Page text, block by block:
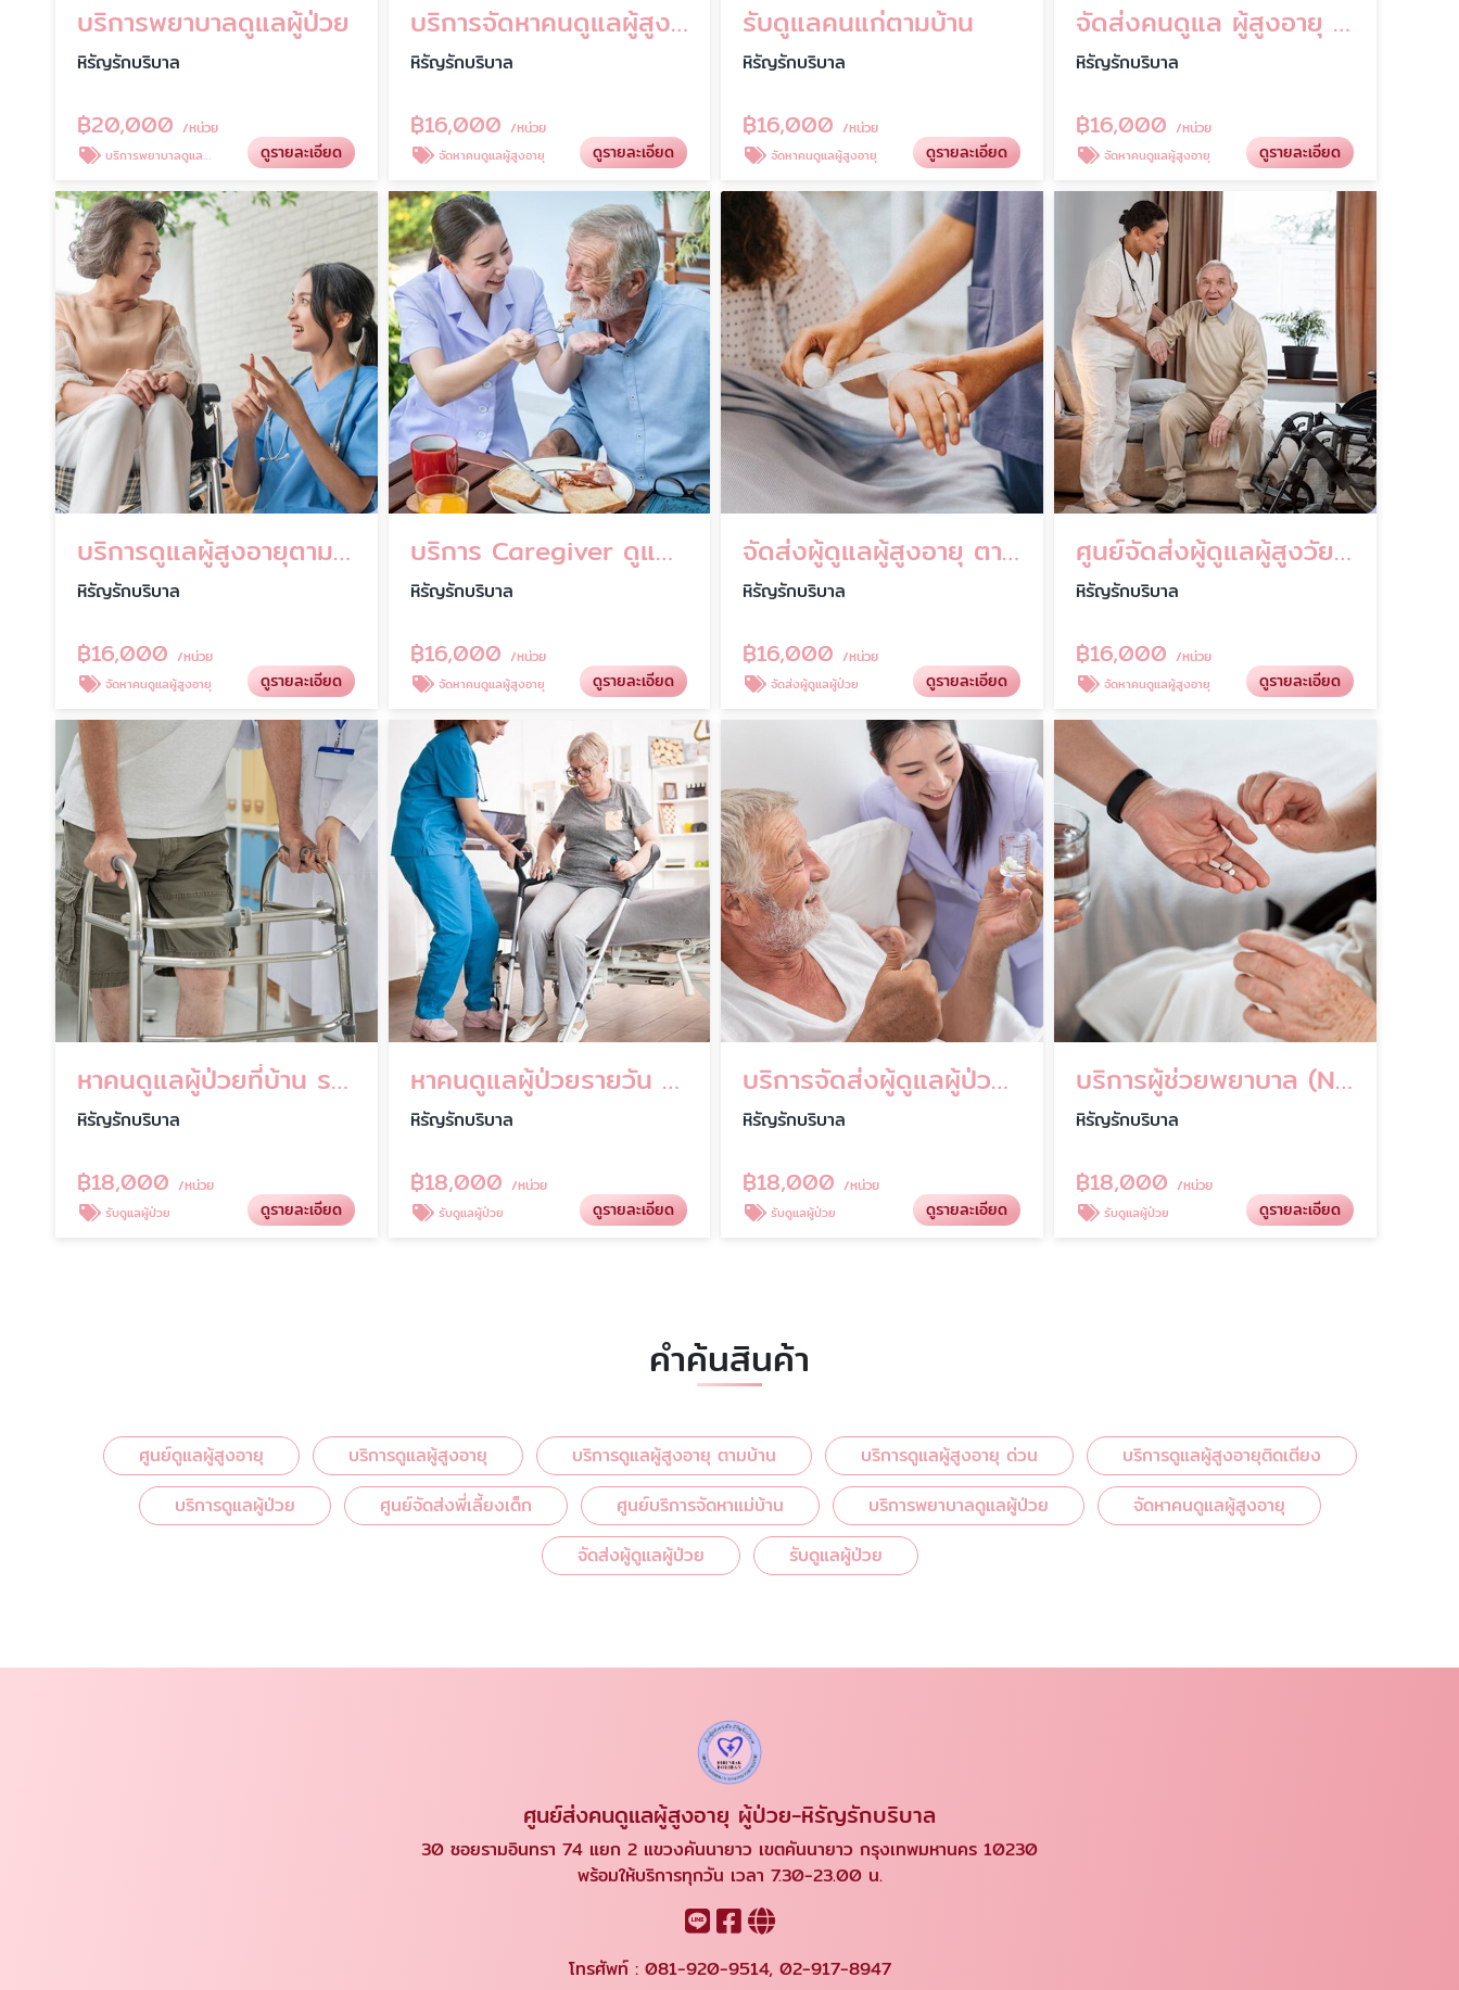
บริการพยาบาลดูแลผู้ป่วย
หิรัญรักบริบาล
฿20,000 /หน่วย
บริการพยาบาลดูแลผู้ป่วย ดูรายละเอียด
บริการจัดหาคนดูแลผู้สูงอายุ
หิรัญรักบริบาล
฿16,000 /หน่วย
จัดหาคนดูแลผู้สูงอายุ ดูรายละเอียด
รับดูแลคนแก่ตามบ้าน
หิรัญรักบริบาล
฿16,000 /หน่วย
จัดหาคนดูแลผู้สูงอายุ ดูรายละเอียด
จัดส่งคนดูแล ผู้สูงอายุ 24ชม
หิรัญรักบริบาล
฿16,000 /หน่วย
จัดหาคนดูแลผู้สูงอายุ ดูรายละเอียด
บริการดูแลผู้สูงอายุตามบ้าน (Home Care)
หิรัญรักบริบาล
฿16,000 /หน่วย
จัดหาคนดูแลผู้สูงอายุ ดูรายละเอียด
บริการ Caregiver ดูแลผู้สูงอายุ ถึงบ้าน ใส่ใจทุกช่วงชีวิต
หิรัญรักบริบาล
฿16,000 /หน่วย
จัดหาคนดูแลผู้สูงอายุ ดูรายละเอียด
จัดส่งผู้ดูแลผู้สูงอายุ ตามบ้านและโรงพยาบาล บริการคุณภาพ
หิรัญรักบริบาล
฿16,000 /หน่วย
จัดส่งผู้ดูแลผู้ป่วย ดูรายละเอียด
ศูนย์จัดส่งผู้ดูแลผู้สูงวัย ดูแลใกล้ชิด เหมือนคนในครอบครัว
หิรัญรักบริบาล
฿16,000 /หน่วย
จัดหาคนดูแลผู้สูงอายุ ดูรายละเอียด
หาคนดูแลผู้ป่วยที่บ้าน ราคาถูก พร้อมเริ่มงานทันที
หิรัญรักบริบาล
฿18,000 /หน่วย
รับดูแลผู้ป่วย ดูรายละเอียด
หาคนดูแลผู้ป่วยรายวัน รายเดือน แบบพักค้าง
หิรัญรักบริบาล
฿18,000 /หน่วย
รับดูแลผู้ป่วย ดูรายละเอียด
บริการจัดส่งผู้ดูแลผู้ป่วยถึงบ้าน กรุงเทพ-ปริมณฑล
หิรัญรักบริบาล
฿18,000 /หน่วย
รับดูแลผู้ป่วย ดูรายละเอียด
บริการผู้ช่วยพยาบาล (NA) ดูแลผู้ป่วยถึงบ้าน มาตรฐานโรงพยาบาล
หิรัญรักบริบาล
฿18,000 /หน่วย
รับดูแลผู้ป่วย ดูรายละเอียด
คำค้นสินค้า
ศูนย์ดูแลผู้สูงอายุ บริการดูแลผู้สูงอายุ บริการดูแลผู้สูงอายุ ตามบ้าน บริการดูแลผู้สูงอายุ ด่วน
บริการดูแลผู้สูงอายุติดเตียง
บริการดูแลผู้ป่วย
ศูนย์จัดส่งพี่เลี้ยงเด็ก ศูนย์บริการจัดหาแม่บ้าน บริการพยาบาลดูแลผู้ป่วย
จัดหาคนดูแลผู้สูงอายุ
จัดส่งผู้ดูแลผู้ป่วย
รับดูแลผู้ป่วย
ศูนย์ส่งคนดูแลผู้สูงอายุ ผู้ป่วย-หิรัญรักบริบาล
30 ซอยรามอินทรา 74 แยก 2 แขวงคันนายาว เขตคันนายาว กรุงเทพมหานคร 10230
พร้อมให้บริการทุกวัน เวลา 7.30-23.00 น.
โทรศัพท์ : 081-920-9514, 02-917-8947